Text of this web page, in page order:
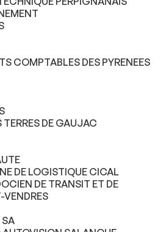
COMPTABLES DES PYRENEES
DE GAUJAC
DE LOGISTIQUE CICAL
DE TRANSIT ET DE
SA